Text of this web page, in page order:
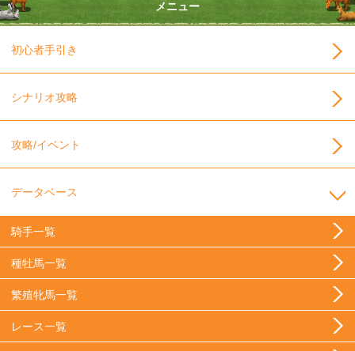
メニュー
初心者手引き
シナリオ攻略
攻略/イベント
データベース
騎手一覧
種牡馬一覧
繁殖牝馬一覧
レース一覧